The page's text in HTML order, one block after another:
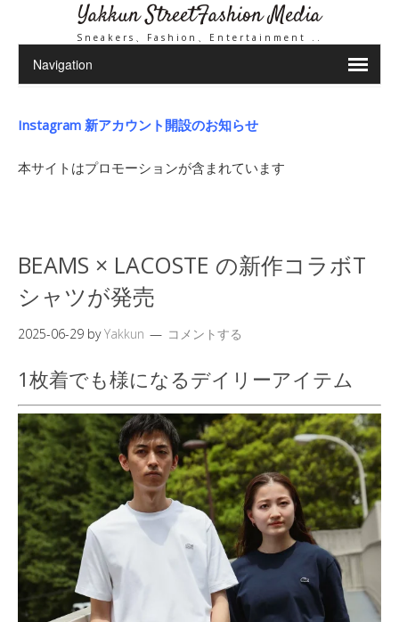
Yakkun StreetFashion Media
Sneakers、Fashion、Entertainment ..
Instagram 新アカウント開設のお知らせ
本サイトはプロモーションが含まれています
BEAMS × LACOSTE の新作コラボT
シャツが発売
2025-06-29 byYakkun コメントする
1枚着でも様になるデイリーアイテム